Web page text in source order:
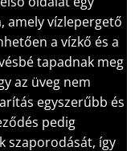
amely vízlepergető
a vízkő és a
tapadnak meg
az üveg nem
egyszerűbb és
pedig
szaporodását, így